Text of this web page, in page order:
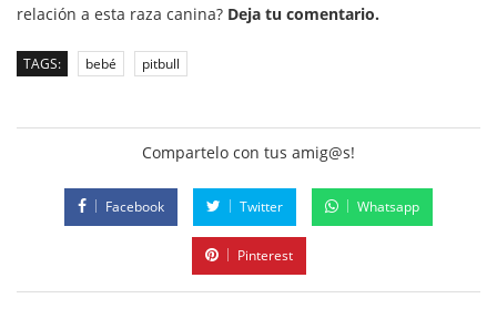
relación a esta raza canina? Deja tu comentario.
TAGS: bebé pitbull
Compartelo con tus amig@s!
Facebook Twitter Whatsapp
Pinterest